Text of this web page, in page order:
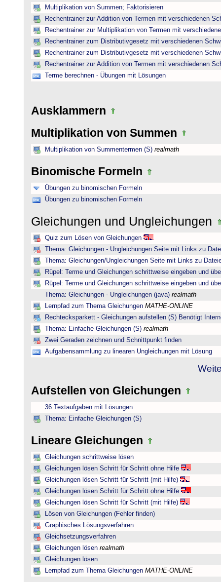
Multiplikation von Summen; Faktorisieren
Rechentrainer zur Addition von Termen mit verschiedenen
Rechentrainer zur Multiplikation von Termen mit
Rechentrainer zum Distributivgesetz mit verschiedenen
Rechentrainer zum Distributivgesetz mit verschiedenen
Rechentrainer zur Addition von Termen mit verschiedenen
Terme berechnen - Übungen mit Lösungen
Ausklammern
Multiplikation von Summen
Multiplikation von Summentermen (S) realmath
Binomische Formeln
Übungen zu binomischen Formeln
Übungen zu binomischen Formeln
Gleichungen und Ungleichungen
Quiz zum Lösen von Gleichungen
Thema: Gleichungen - Ungleichungen Seite mit Links zu
Thema: Gleichungen/Ungleichungen Seite mit Links zu
Rüpel: Terme und Gleichungen schrittweise eingeben und
Rüpel: Terme und Gleichungen schrittweise eingeben und
Thema: Gleichungen - Ungleichungen (java) realmath
Lernpfad zum Thema Gleichungen MATHE-ONLINE
Rechtecksparkett - Gleichungen aufstellen (S) Benötigt
Thema: Einfache Gleichungen (S) realmath
Zwei Geraden zeichnen und Schnittpunkt finden
Aufgabensammlung zu linearen Ungleichungen mit Lösung
Aufstellen von Gleichungen
36 Textaufgaben mit Lösungen
Thema: Einfache Gleichungen (S)
Lineare Gleichungen
Gleichungen schrittweise lösen
Gleichungen lösen Schritt für Schritt ohne Hilfe
Gleichungen lösen Schritt für Schritt (mit Hilfe)
Gleichungen lösen Schritt für Schritt ohne Hilfe
Gleichungen lösen Schritt für Schritt (mit Hilfe)
Lösen von Gleichungen (Fehler finden)
Graphisches Lösungsverfahren
Gleichsetzungsverfahren
Gleichungen lösen realmath
Gleichungen lösen
Lernpfad zum Thema Gleichungen MATHE-ONLINE